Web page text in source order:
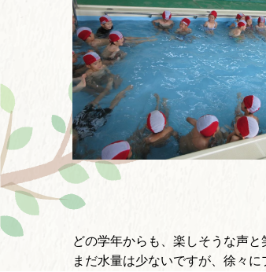
どの学年からも、楽しそうな声と
まだ水量は少ないですが、徐々